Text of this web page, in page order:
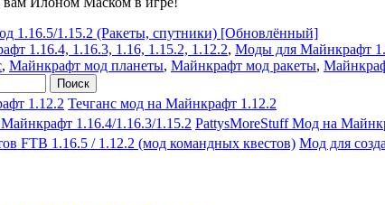
1.16.5/1.15.2 (Ракеты, спутники) [Обновлённый]
1.16.4, 1.16.3, 1.16, 1.15.2, 1.12.2, Моды для Майнкрафт
, Майнкрафт мод планеты, Майнкрафт мод ракеты,
Течганс мод на Майнкрафт 1.12.2
PattysMoreStuff Мод на
Мод для